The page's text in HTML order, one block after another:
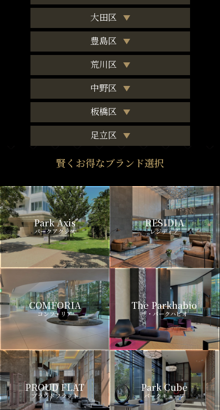
大田区
豊島区
荒川区
中野区
板橋区
足立区
賢くお得なブランド選択
Park Axis
パークアクシス
RESIDIA
レジディア
COMFORIA
コンフォリア
The Parkhabio
ザ・パークハビオ
PROUD FLAT
プラウドフラット
Park Cube
パークキューブ